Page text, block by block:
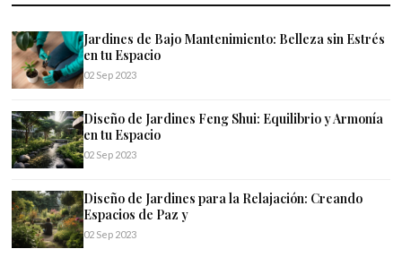
Jardines de Bajo Mantenimiento: Belleza sin Estrés
en tu Espacio
02 Sep 2023
Diseño de Jardines Feng Shui: Equilibrio y Armonía
en tu Espacio
02 Sep 2023
Diseño de Jardines para la Relajación: Creando
Espacios de Paz y
02 Sep 2023